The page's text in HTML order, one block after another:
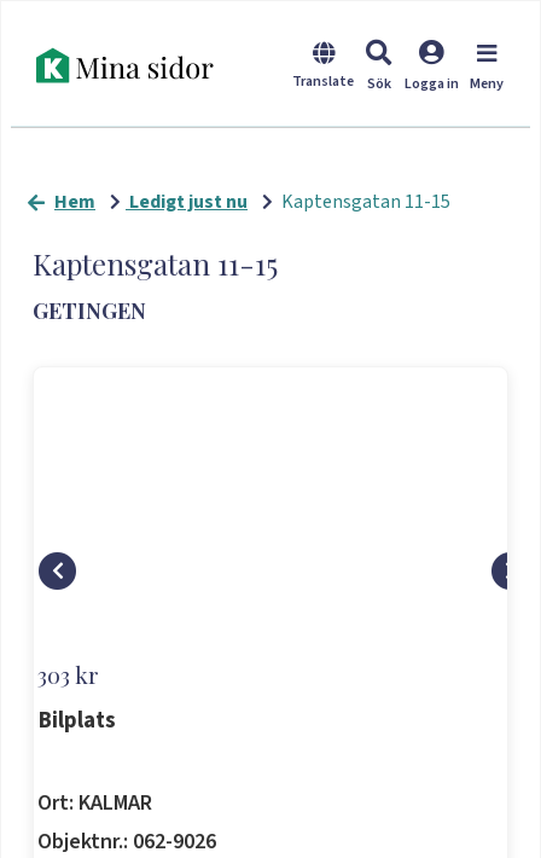
Hem Ledigt just nu Kaptensgatan 11-15
Kaptensgatan 11-15
GETINGEN
303 kr
Bilplats
Ort: KALMAR
Objektnr.: 062-9026